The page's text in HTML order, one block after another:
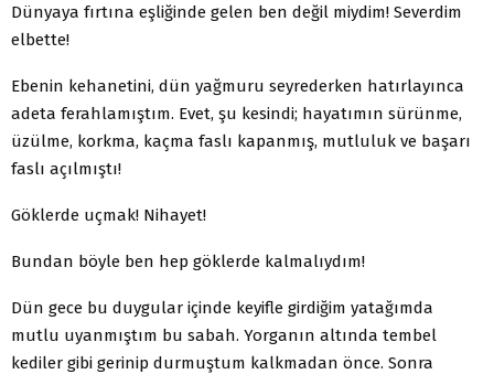
Dünyaya fırtına eşliğinde gelen ben değil miydim! Severdim
elbette!
Ebenin kehanetini, dün yağmuru seyrederken hatırlayınca
adeta ferahlamıştım. Evet, şu kesindi; hayatımın sürünme,
üzülme, korkma, kaçma faslı kapanmış, mutluluk ve başarı
faslı açılmıştı!
Göklerde uçmak! Nihayet!
Bundan böyle ben hep göklerde kalmalıydım!
Dün gece bu duygular içinde keyifle girdiğim yatağımda
mutlu uyanmıştım bu sabah. Yorganın altında tembel
kediler gibi gerinip durmuştum kalkmadan önce. Sonra